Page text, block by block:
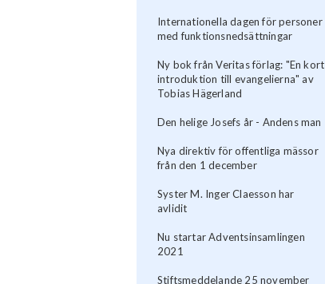
Internationella dagen för personer
med funktionsnedsättningar
Ny bok från Veritas förlag: "En kort
introduktion till evangelierna" av
Tobias Hägerland
Den helige Josefs år - Andens man
Nya direktiv för offentliga mässor
från den 1 december
Syster M. Inger Claesson har
avlidit
Nu startar Adventsinsamlingen
2021
Stiftsmeddelande 25 november